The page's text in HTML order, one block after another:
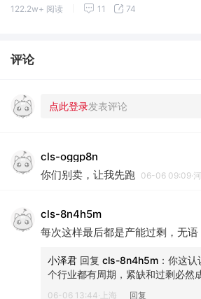
7月，韩国散户买入美股的规模高达
122.2w+ 阅读 11 74
评论
cls-oggp8n
你们别卖，让我先跑 06-06 09:09·
cls-8n4h5m
每次这样最后都是产能过剩，无语
小泽君 回复 cls-8n4h5m ： 你这认
个行业都有周期，紧缺和过剩必然
06-06 13:44·上海 回复